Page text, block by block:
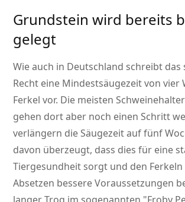
Grundstein wird bereits
gelegt
Wie auch in Deutschland schreibt das
Recht eine Mindestsäugezeit von vier
Ferkel vor. Die meisten
gehen dort aber noch einen Schritt
verlängern die Säugezeit auf fünf
davon überzeugt, dass dies für eine
Tiergesundheit sorgt und den Ferkeln
Absetzen bessere Voraussetzungen